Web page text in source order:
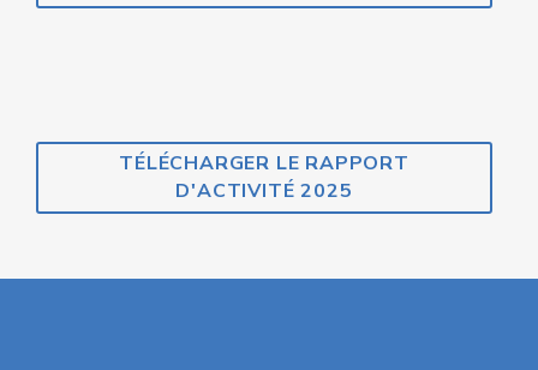
TÉLÉCHARGER LE RAPPORT
D'ACTIVITÉ 2025